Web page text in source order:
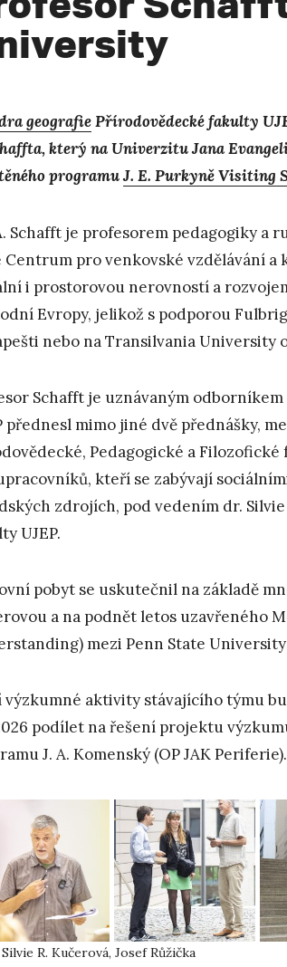
geografiePřírodovědecké fakulty
který na Univerzitu Jana
programuJ. E. Purkyně Visiting
Schafft je profesorem pedagogiky a
Centrum pro venkovské vzdělávání a
i prostorovou nerovností a
Evropy, jelikož s podporou
nebo na Transilvania University
Schafft je uznávaným
přednesl mimo jiné dvě přednášky,
Pedagogické a
kteří se zabývají
zdrojích, pod vedením dr.
UJEP.
pobyt se uskutečnil na základě
a na podnět letos uzavřeného
mezi Penn State
výzkumné aktivity stávajícího týmu
podílet na řešení projektu
J. A. Komenský (OP JAK Periferie).
R. Kučerová, Josef Růžička